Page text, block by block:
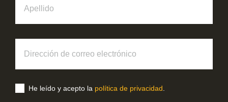
correo
electrónico
He leído y acepto la política de privacidad